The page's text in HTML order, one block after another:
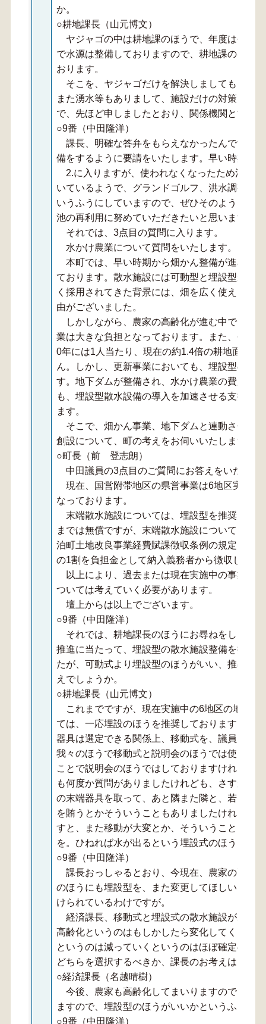
か。
○耕地課長（山元博文）
ヤジャゴの中は耕地課のほうで、年度は平成
で水源は整備しておりますので、耕地課のほう
おります。
そこを、ヤジャゴだけを解決しましても、さ
また湧水等もありまして、施設だけの対策では
で、先ほど申しましたとおり、関係機関と協議
○9番（中田隆洋）
課長、明確な答弁をもらえなかったんですが
備をするように要請をいたします。早い時期で
2.に入りますが、使われなくなったため池の
いているようで、グランドゴルフ、洪水調整池
いうふうにしていますので、ぜひそのように、
池の再利用に努めていただきたいと思います。
それでは、3点目の質問に入ります。
水かけ農業について質問をいたします。
本町では、早い時期から畑かん整備が進めら
ております。散水施設には可動型と埋設型があ
く採用されてきた背景には、畑を広く使えるこ
由がございました。
しかしながら、農家の高齢化が進む中で、可
業は大きな負担となっております。また、今後
0年には1人当たり、現在の約1.4倍の耕地面積を
ん。しかし、更新事業においても、埋設型の導
す。地下ダムが整備され、水かけ農業の費用対
も、埋設型散水設備の導入を加速させる支援制
ます。
そこで、畑かん事業、地下ダムと連動させた
創設について、町の考えをお伺いいたします。
○町長（前 登志朗）
中田議員の3点目のご質問にお答えをいたしま
現在、国営附帯地区の県営事業は6地区実施さ
なっております。
末端散水施設については、埋設型を推奨して
までは無償ですが、末端散水施設については、
泊町土地改良事業経費賦課徴収条例の規定によ
の1割を負担金として納入義務者から徴収してい
以上により、過去または現在実施中の事業と
ついては考えていく必要があります。
壇上からは以上でございます。
○9番（中田隆洋）
それでは、耕地課長のほうにお尋ねをします
推進に当たって、埋設型の散水施設整備を推進
たが、可動式より埋設型のほうがいい、推奨す
えでしょうか。
○耕地課長（山元博文）
これまでですが、現在実施中の6地区の地区説
ては、一応埋設のほうを推奨しております。あ
器具は選定できる関係上、移動式を、議員は埋
我々のほうで移動式と説明会のほうでは使って
ことで説明会のほうではしておりますけれども
も何度か質問がありましたけれども、さすがに
の末端器具を取って、あと隣また隣と、若いと
を賄うとかそういうこともありましたけれども
すと、また移動が大変とか、そういうこともあ
を。ひねれば水が出るという埋設式のほうを推
○9番（中田隆洋）
課長おっしゃるとおり、今現在、農家の高齢
のほうにも埋設型を、また変更してほしいとい
けられているわけですが。
経済課長、移動式と埋設式の散水施設が2つあ
高齢化というのはもしかしたら変化してくるか
というのは減っていくというのはほぼ確定の状
どちらを選択するべきか、課長のお考えはどの
○経済課長（名越晴樹）
今後、農家も高齢化してまいりますので、移
ますので、埋設型のほうがいいかというふうに
○9番（中田隆洋）